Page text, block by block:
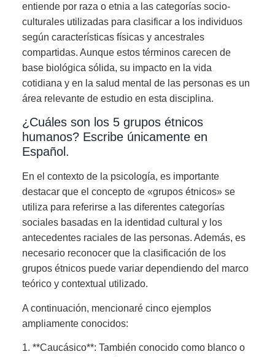
entiende por raza o etnia a las categorías socio-
culturales utilizadas para clasificar a los individuos
según características físicas y ancestrales
compartidas. Aunque estos términos carecen de
base biológica sólida, su impacto en la vida
cotidiana y en la salud mental de las personas es un
área relevante de estudio en esta disciplina.
¿Cuáles son los 5 grupos étnicos
humanos? Escribe únicamente en
Español.
En el contexto de la psicología, es importante
destacar que el concepto de «grupos étnicos» se
utiliza para referirse a las diferentes categorías
sociales basadas en la identidad cultural y los
antecedentes raciales de las personas. Además, es
necesario reconocer que la clasificación de los
grupos étnicos puede variar dependiendo del marco
teórico y contextual utilizado.
A continuación, mencionaré cinco ejemplos
ampliamente conocidos:
1. **Caucásico**: También conocido como blanco o